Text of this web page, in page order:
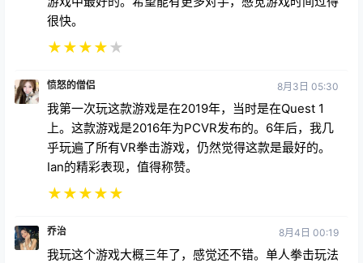
很快。
★★★★★
愤怒的僧侣 8月3日 05:30
我第一次玩这款游戏是在2019年，当时是在Quest 1
上。这款游戏是2016年为PCVR发布的。6年后，我几
乎玩遍了所有VR拳击游戏，仍然觉得这款是最好的。
Ian的精彩表现，值得称赞。
★★★★★
乔治 8月4日 00:19
我玩这个游戏大概三年了，感觉还不错。单人拳击玩法